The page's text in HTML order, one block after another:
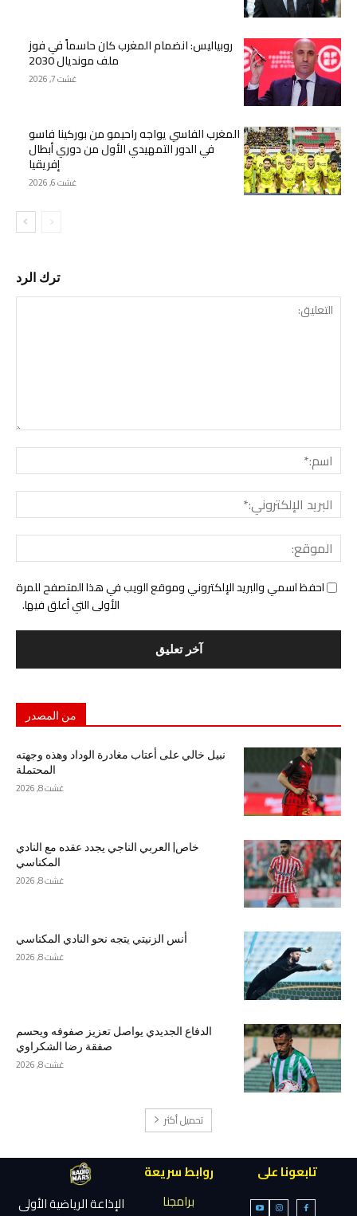
روبياليس: انضمام المغرب كان حاسماً في فوز
ملف مونديال 2030
غشت 7, 2026
المغرب الفاسي يواجه راحيمو من بوركينا فاسو
في الدور التمهيدي الأول من دوري أبطال
إفريقيا
غشت 6, 2026
ترك الرد
احفظ اسمي والبريد الإلكتروني وموقع الويب في هذا المتصفح للمرة
الأولى التي أعلق فيها.
من المصدر
نبيل خالي على أعتاب مغادرة الوداد وهذه وجهته
المحتملة
غشت 8, 2026
خاص| العربي الناجي يجدد عقده مع النادي
المكناسي
غشت 8, 2026
أنس الزنيتي يتجه نحو النادي المكناسي
غشت 8, 2026
الدفاع الجديدي يواصل تعزيز صفوفه ويحسم
صفقة رضا الشكراوي
غشت 8, 2026
تحميل أكثر
تابعونا على
روابط سريعة
برامجنا
الإذاعة الرياضية الأولى